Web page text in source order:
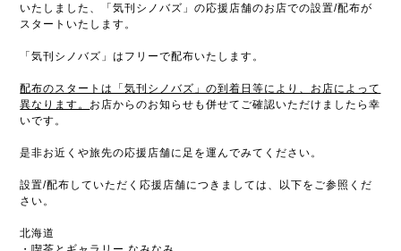
いたしました、「気刊シノバズ」の応援店舗のお店での設置/配布が
スタートいたします。
「気刊シノバズ」はフリーで配布いたします。
配布のスタートは「気刊シノバズ」の到着日等により、お店によって
異なります。 お店からのお知らせも併せてご確認いただけましたら幸
いです。
是非お近くや旅先の応援店舗に足を運んでみてください。
設置/配布していただく応援店舗につきましては、以下をご参照くだ
さい。
北海道
・喫茶とギャラリー なみなみ